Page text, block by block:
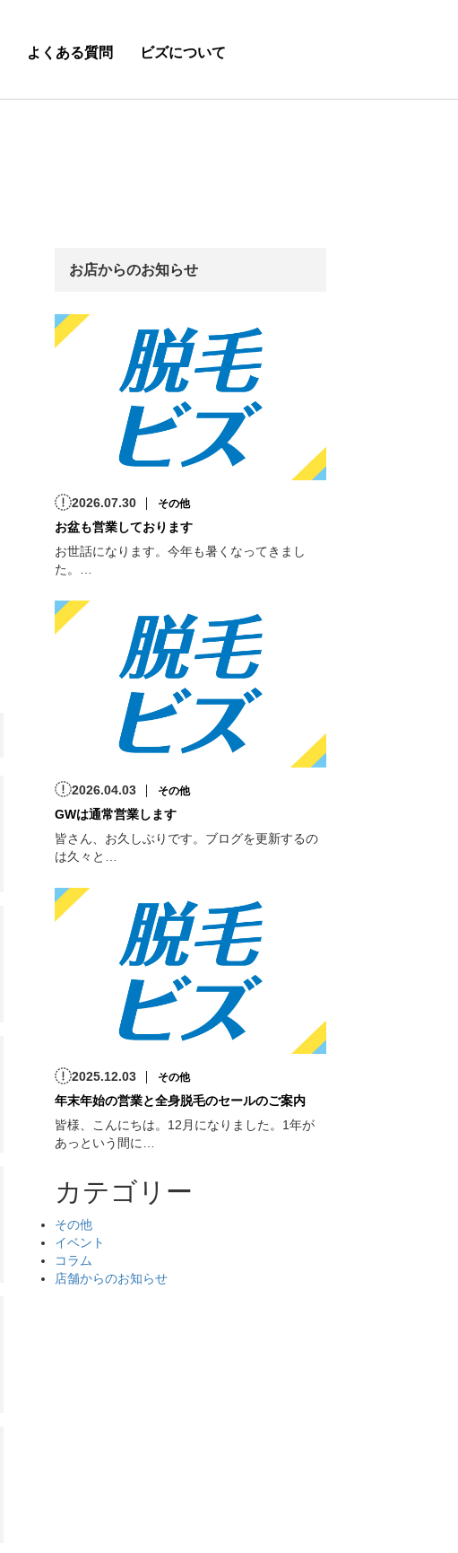
よくある質問 ビズについて
お店からのお知らせ
2026.07.30 その他
お盆も営業しております
お世話になります。今年も暑くなってきまし
た。…
2026.04.03 その他
GWは通常営業します
皆さん、お久しぶりです。ブログを更新するの
は久々と…
2025.12.03 その他
年末年始の営業と全身脱毛のセールのご案内
皆様、こんにちは。12月になりました。1年が
あっという間に…
カテゴリー
その他
イベント
コラム
店舗からのお知らせ